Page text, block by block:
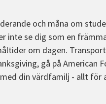
och måna om
inte se dig som en
om dagen.
gå på American
din värdfamilj - allt för